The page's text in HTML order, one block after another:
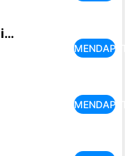
Gun Sounds : Gun Simulator